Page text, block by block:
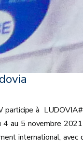
participe à
4 au 5 novembre
international, avec